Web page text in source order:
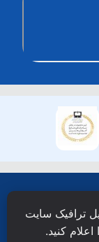
ترافیک سایت
کنید.